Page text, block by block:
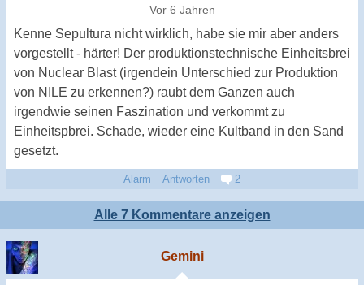
Vor 6 Jahren
Kenne Sepultura nicht wirklich, habe sie mir aber anders
vorgestellt - härter! Der produktionstechnische Einheitsbrei
von Nuclear Blast (irgendein Unterschied zur Produktion
von NILE zu erkennen?) raubt dem Ganzen auch
irgendwie seinen Faszination und verkommt zu
Einheitspbrei. Schade, wieder eine Kultband in den Sand
gesetzt.
Alarm Antworten 2
Alle 7 Kommentare anzeigen
Gemini